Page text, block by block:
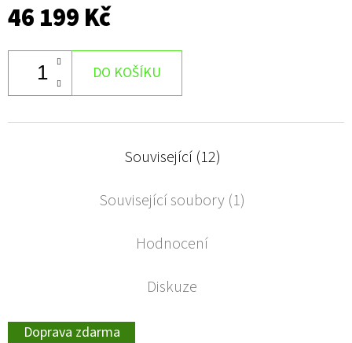
46 199 Kč
DO KOŠÍKU
Související (12)
Související soubory (1)
Hodnocení
Diskuze
Doprava zdarma